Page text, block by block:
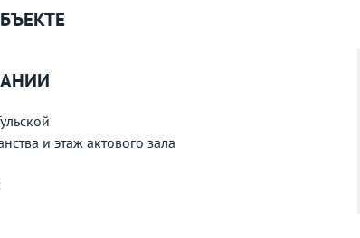
и этаж актового зала